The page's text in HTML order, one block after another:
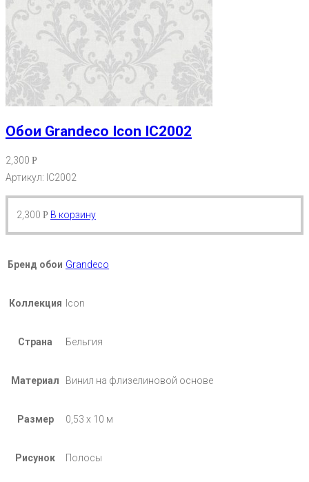
Обои Grandeco Icon IC2002
2,300 Р
Артикул: IC2002
2,300 Р В корзину
Бренд обои Grandeco
Коллекция Icon
Страна Бельгия
Материал Винил на флизелиновой основе
Размер 0,53 х 10 м
Рисунок Полосы